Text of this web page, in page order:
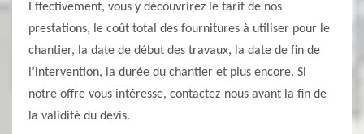
Effectivement, vous y découvrirez le tarif de nos
prestations, le coût total des fournitures à utiliser pour le
chantier, la date de début des travaux, la date de fin de
l’intervention, la durée du chantier et plus encore. Si
notre offre vous intéresse, contactez-nous avant la fin de
la validité du devis.